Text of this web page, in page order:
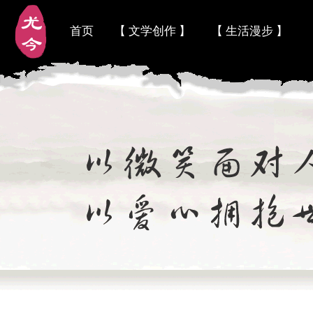
首页 【 文学创作 】 【 生活漫步 】